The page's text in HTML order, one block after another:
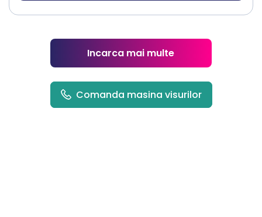
Incarca mai multe
Comanda masina visurilor